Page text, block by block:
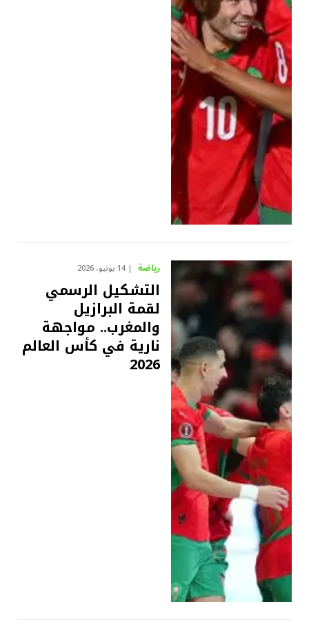
رياضة 14 يونيو، 2026
التشكيل الرسمي
لقمة البرازيل
والمغرب.. مواجهة
نارية في كأس العالم
2026